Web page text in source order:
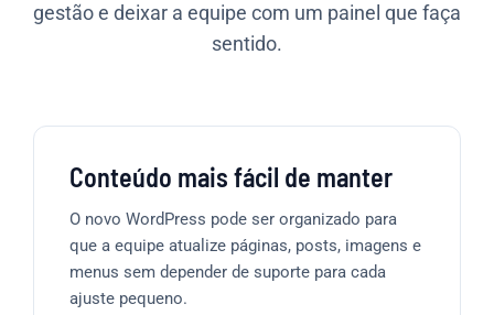
gestão e deixar a equipe com um painel que faça
sentido.
Conteúdo mais fácil de manter
O novo WordPress pode ser organizado para
que a equipe atualize páginas, posts, imagens e
menus sem depender de suporte para cada
ajuste pequeno.